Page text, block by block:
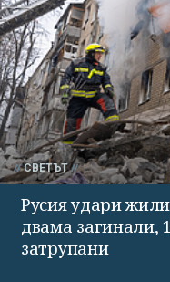
СВЕТЪТ
Русия удари
двама загинали,
затрупани